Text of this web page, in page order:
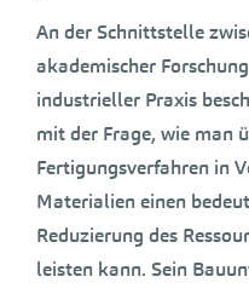
An der Schnittstelle
akademischer
industrieller Praxis
mit der Frage, wie man
Fertigungsverfahren in
Materialien einen
Reduzierung des
leisten kann. Sein